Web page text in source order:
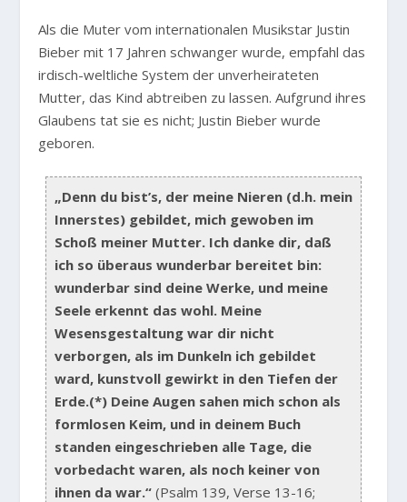
Als die Muter vom internationalen Musikstar Justin
Bieber mit 17 Jahren schwanger wurde, empfahl das
irdisch-weltliche System der unverheirateten
Mutter, das Kind abtreiben zu lassen. Aufgrund ihres
Glaubens tat sie es nicht; Justin Bieber wurde
geboren.
„Denn du bist’s, der meine Nieren (d.h. mein
Innerstes) gebildet, mich gewoben im
Schoß meiner Mutter. Ich danke dir, daß
ich so überaus wunderbar bereitet bin:
wunderbar sind deine Werke, und meine
Seele erkennt das wohl. Meine
Wesensgestaltung war dir nicht
verborgen, als im Dunkeln ich gebildet
ward, kunstvoll gewirkt in den Tiefen der
Erde.(*) Deine Augen sahen mich schon als
formlosen Keim, und in deinem Buch
standen eingeschrieben alle Tage, die
vorbedacht waren, als noch keiner von
ihnen da war.“(Psalm 139, Verse 13-16;